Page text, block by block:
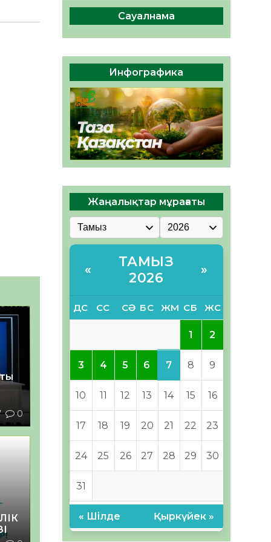
0
Руслан Рүстемұлы облыс
әкімінің кеңесшісі болып
тағайындалды
05.08.2026
37 0
Сауалнама
Инфографика
Жаңалықтар мұрағаты
«
ТАМЫЗ
2026
»
ДС СС СӘ БС ЖМ СБ ЖС
1 2
3 4 5 6 7 8 9
10 11 12 13 14 15 16
17 18 19 20 21 22 23
24 25 26 27 28 29 30
31
« Шілде Қыркүйек »